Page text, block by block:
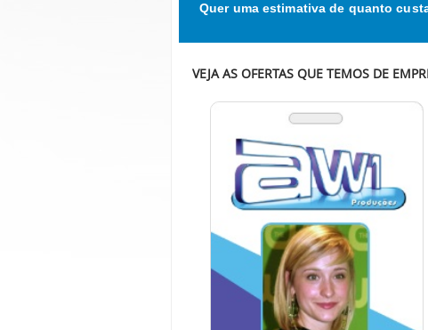
Quer uma estimativa de quanto
VEJA AS OFERTAS QUE TEMOS DE